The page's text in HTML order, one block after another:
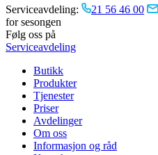
Serviceavdeling: 21 56 46 00
for sesongen
Følg oss på
Serviceavdeling
Butikk
Produkter
Tjenester
Priser
Avdelinger
Om oss
Informasjon og råd